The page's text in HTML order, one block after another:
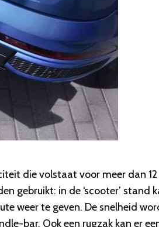
die volstaat voor meer dan
gebruikt: in de ‘scooter’ stand
weer te geven. De snelheid
bar. Ook een rugzak kan er